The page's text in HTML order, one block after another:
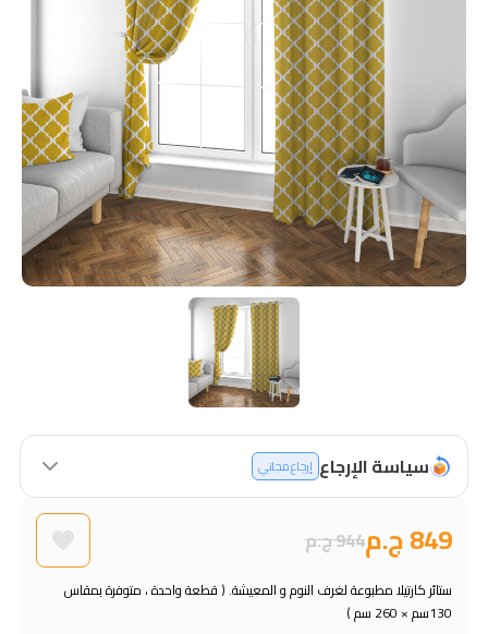
سياسة الإرجاع إرجاع مجاني
849 ج.م 944 ج.م
ستائر كارتيلا مطبوعة لغرف النوم و المعيشة. ( قطعة واحدة ، متوفرة بمقاس
130سم × 260 سم )